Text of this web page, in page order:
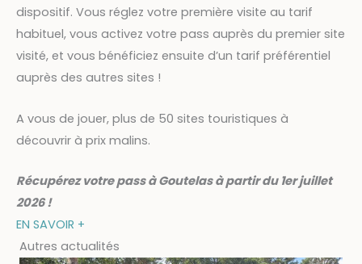
dispositif. Vous réglez votre première visite au tarif
habituel, vous activez votre pass auprès du premier site
visité, et vous bénéficiez ensuite d’un tarif préférentiel
auprès des autres sites !
A vous de jouer, plus de 50 sites touristiques à
découvrir à prix malins.
Récupérez votre pass à Goutelas à partir du 1er juillet
2026 !
EN SAVOIR +
Autres actualités